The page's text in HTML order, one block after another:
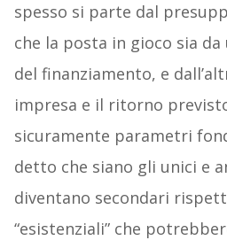
spesso si parte dal
che la posta in gioco sia
del finanziamento, e
impresa e il ritorno
sicuramente parametri
detto che siano gli unici e
diventano secondari
“esistenziali” che